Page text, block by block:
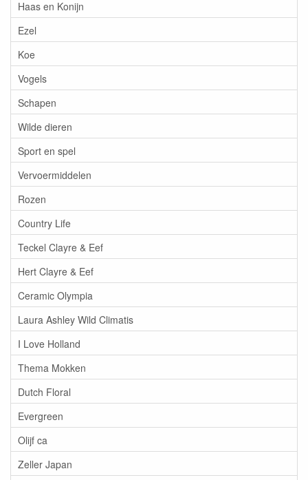
Haas en Konijn
Ezel
Koe
Vogels
Schapen
Wilde dieren
Sport en spel
Vervoermiddelen
Rozen
Country Life
Teckel Clayre & Eef
Hert Clayre & Eef
Ceramic Olympia
Laura Ashley Wild Climatis
I Love Holland
Thema Mokken
Dutch Floral
Evergreen
Olijf ca
Zeller Japan